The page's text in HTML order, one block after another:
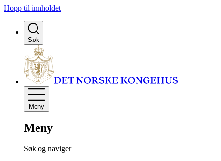
Hopp til innholdet
Søk
Meny
Meny
Søk og naviger